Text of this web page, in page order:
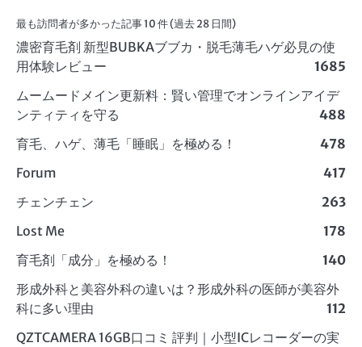
最も訪問者が多かった記事 10 件 (過去 28 日間)
濃密育毛剤 新型BUBKAブブカ・脱毛薄毛ハゲ必見の使
用体験レビュー
1685
ムームードメイン更新料：賢い管理でオンラインアイデ
ンティティを守る
488
育毛、ハゲ、薄毛「睡眠」を極める！
478
Forum
417
チェンチェン
263
Lost Me
178
育毛剤「成分」を極める！
140
形成外科と美容外科の違いは？形成外科の医師が美容外
科に多い理由
112
QZTCAMERA 16GB口コミ 評判｜小型ICレコーダーの実